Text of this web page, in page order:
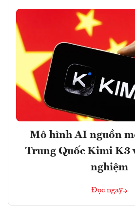
Mô hình AI nguồn
Trung Quốc Kimi K3
nghiệm
Đọc ngay